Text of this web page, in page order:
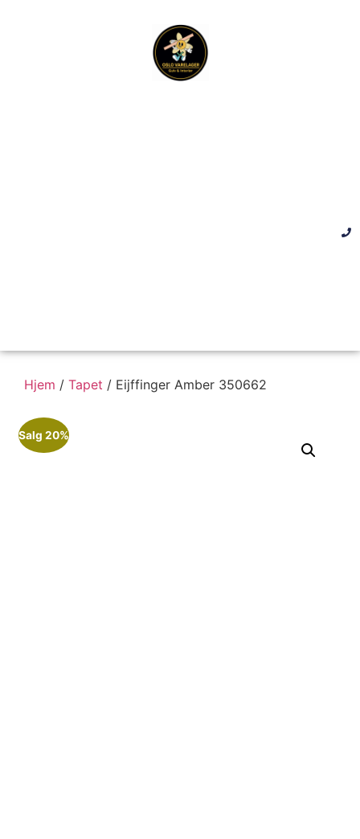
Hjem / Tapet / Eijffinger Amber 350662
Salg 20%